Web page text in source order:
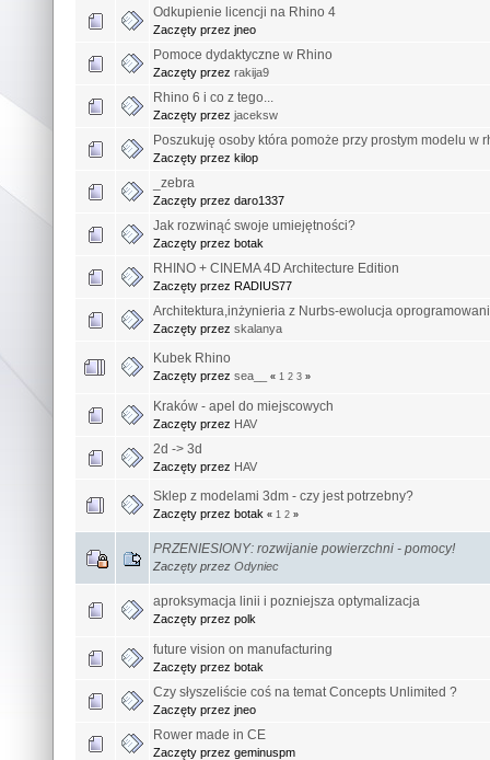
Odkupienie licencji na Rhino 4
Zaczęty przez jneo
Pomoce dydaktyczne w Rhino
Zaczęty przez rakija9
Rhino 6 i co z tego...
Zaczęty przez jaceksw
Poszukuję osoby która pomoże przy prostym modelu w
Zaczęty przez kilop
_zebra
Zaczęty przez daro1337
Jak rozwinąć swoje umiejętności?
Zaczęty przez botak
RHINO + CINEMA 4D Architecture Edition
Zaczęty przez RADIUS77
Architektura,inżynieria z Nurbs-ewolucja
Zaczęty przez skalanya
Kubek Rhino
Zaczęty przez sea__ « 1 2 3 »
Kraków - apel do miejscowych
Zaczęty przez HAV
2d -> 3d
Zaczęty przez HAV
Sklep z modelami 3dm - czy jest potrzebny?
Zaczęty przez botak « 1 2 »
PRZENIESIONY: rozwijanie powierzchni - pomocy!
Zaczęty przez Odyniec
aproksymacja linii i pozniejsza optymalizacja
Zaczęty przez polk
future vision on manufacturing
Zaczęty przez botak
Czy słyszeliście coś na temat Concepts Unlimited ?
Zaczęty przez jneo
Rower made in CE
Zaczęty przez geminuspm